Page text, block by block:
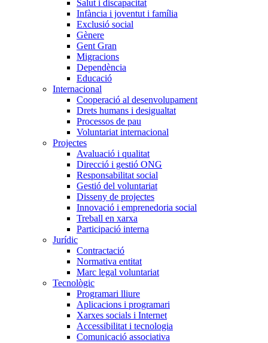
Salut i discapacitat
Infància i joventut i família
Exclusió social
Gènere
Gent Gran
Migracions
Dependència
Educació
Internacional
Cooperació al desenvolupament
Drets humans i desigualtat
Processos de pau
Voluntariat internacional
Projectes
Avaluació i qualitat
Direcció i gestió ONG
Responsabilitat social
Gestió del voluntariat
Disseny de projectes
Innovació i emprenedoria social
Treball en xarxa
Participació interna
Jurídic
Contractació
Normativa entitat
Marc legal voluntariat
Tecnològic
Programari lliure
Aplicacions i programari
Xarxes socials i Internet
Accessibilitat i tecnologia
Comunicació associativa